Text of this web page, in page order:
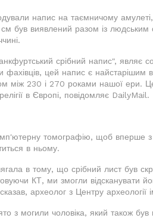
напис на таємничому
був виявлений разом із людським
срібний напис", являє
фахівців, цей напис є найстарішим
між 230 і 270 роками нашої ери.
в Європі, повідомляє DailyMail.
томографію, щоб вперше з
в ньому.
в тому, що срібний лист був
КТ, ми змогли відсканувати
археолог з Центру археології
з могили чоловіка, який також